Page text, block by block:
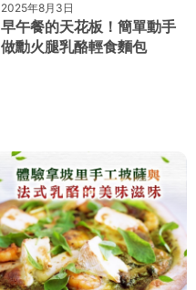
2025年8月3日
早午餐的天花板！簡單動手
做勳火腿乳酪輕食麵包